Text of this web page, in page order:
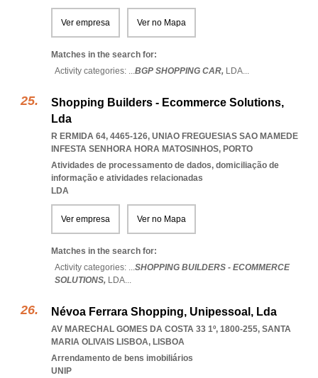
Ver empresa Ver no Mapa
Matches in the search for:
Activity categories: ...BGP SHOPPING CAR, LDA...
Shopping Builders - Ecommerce Solutions,
Lda
R ERMIDA 64, 4465-126, UNIAO FREGUESIAS SAO MAMEDE
INFESTA SENHORA HORA MATOSINHOS, PORTO
Atividades de processamento de dados, domiciliação de
informação e atividades relacionadas
LDA
Ver empresa Ver no Mapa
Matches in the search for:
Activity categories: ...SHOPPING BUILDERS - ECOMMERCE
SOLUTIONS, LDA...
Névoa Ferrara Shopping, Unipessoal, Lda
AV MARECHAL GOMES DA COSTA 33 1º, 1800-255, SANTA
MARIA OLIVAIS LISBOA, LISBOA
Arrendamento de bens imobiliários
UNIP